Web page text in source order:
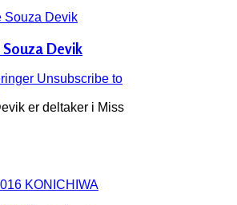
Devik
Unsubscribe to
er deltaker i Miss
KONICHIWA